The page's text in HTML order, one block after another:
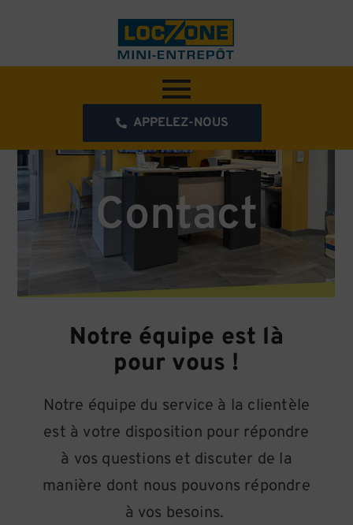
APPELEZ-NOUS
Contact
Notre équipe est là
pour vous !
Notre équipe du service à la clientèle
est à votre disposition pour répondre
à vos questions et discuter de la
manière dont nous pouvons répondre
à vos besoins.